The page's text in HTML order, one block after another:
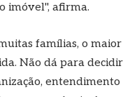
imóvel", afirma.
famílias, o maior
Não dá para
entendimento